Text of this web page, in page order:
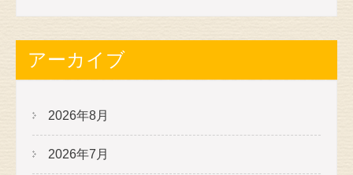
アーカイブ
2026年8月
2026年7月